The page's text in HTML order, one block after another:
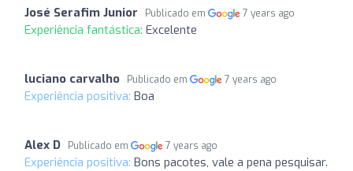
José Serafim Junior Publicado em 7 years ago
Experiência fantástica: Excelente
luciano carvalho Publicado em 7 years ago
Experiência positiva: Boa
Alex D Publicado em 7 years ago
Experiência positiva: Bons pacotes, vale a pena pesquisar.